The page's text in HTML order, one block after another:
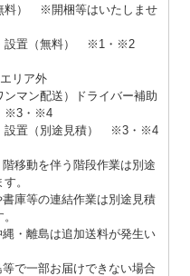
料） ※開梱等はいたしませ
置（無料）
※1・※2
リア外
ンマン配送）ドライバー補助
※3・※4
設置（別途見積）
※3・※4
移動を伴う階段作業は別途
。
庫等の連結作業は別途見積
・離島は追加送料が発生い
で一部お届けできない場合